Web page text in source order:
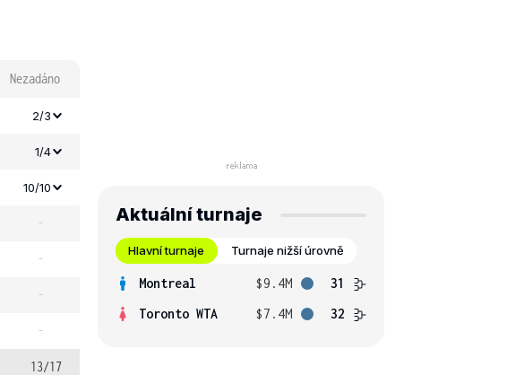
Nezadáno
2/3
1/4
10/10
-
-
-
-
13/17
Aktuální turnaje
Hlavní turnaje Turnaje nižší úrovně
Montreal $9.4M
31
Toronto WTA
$7.4M 32